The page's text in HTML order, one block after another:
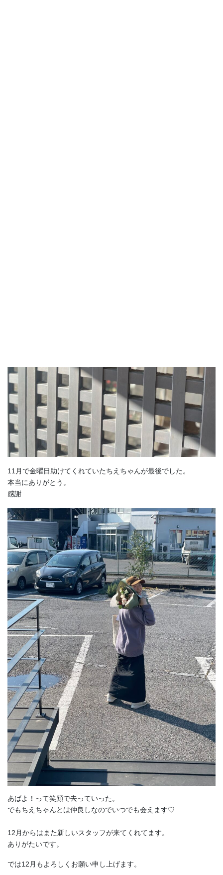
11月で金曜日助けてくれていたちえちゃんが最後でした。
本当にありがとう。
感謝
あばよ！って笑顔で去っていった。
でもちえちゃんとは仲良しなのでいつでも会えます♡
12月からはまた新しいスタッフが来てくれてます。
ありがたいです。
では12月もよろしくお願い申し上げます。